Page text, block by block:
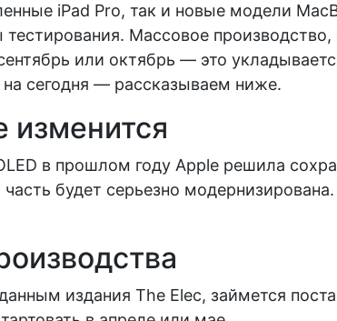
iPad Pro, так и новые модели
Массовое
или октябрь — это
сегодня — рассказываем ниже.
изменится
в прошлом году Apple решила
часть будет серьезно
издания The Elec, займется